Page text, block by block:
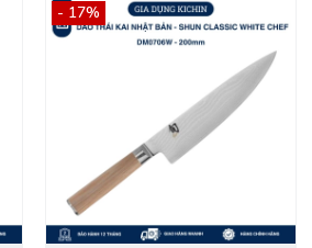
- 17%